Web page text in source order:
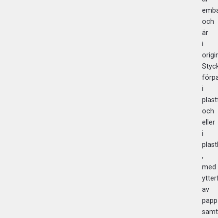
och
är
i
i
och
eller
i
,
med
av
papp
samt